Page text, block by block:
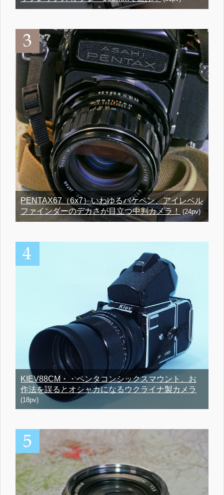
PENTAX67（6x7）いわゆるバケペン、アイレベル
ファインダーのデカさが目立つ中判カメラ！
(24pv)
KIEV88CM・・ペンタコンシックスマウント、お
作法を誤るとオシャカになるウクライナ製カメラ
(18pv)